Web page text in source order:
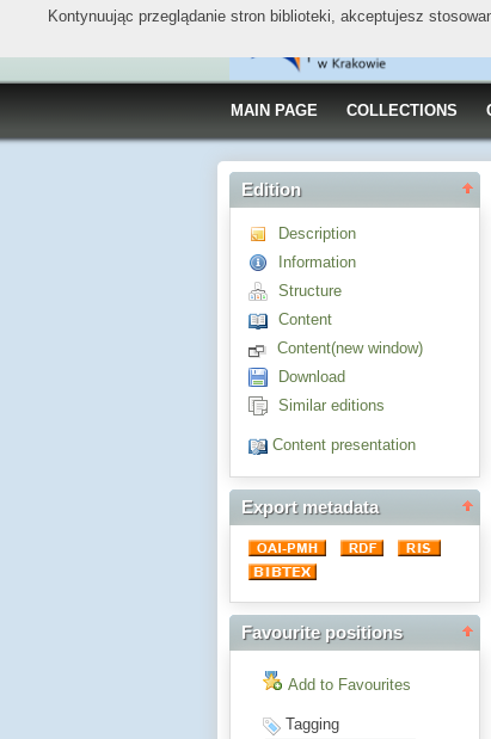
MAIN PAGE COLLECTIONS
Edition
Description
Information
Structure
Content
Content(new window)
Download
Similar editions
Content presentation
Export metadata
Favourite positions
Add to Favourites
Tagging
Kontynuując przeglądanie stron biblioteki, akceptujesz